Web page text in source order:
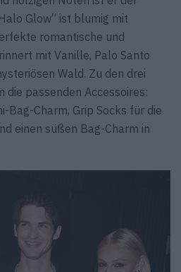
Glow“ ist blumig mit
romantische und
mit Vanille, Palo Santo
Wald. Zu den drei
die passenden Accessoires:
Bag-Charm, Grip Socks für die
einen süßen Bag-Charm in